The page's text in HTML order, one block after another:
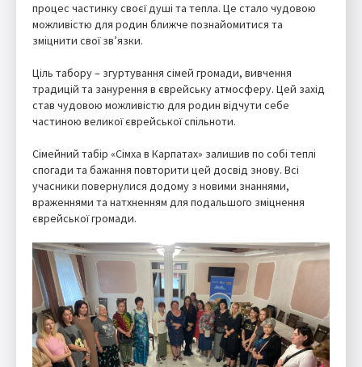
процес частинку своєї душі та тепла. Це стало чудовою
можливістю для родин ближче познайомитися та
зміцнити свої зв’язки.
Ціль табору – згуртування сімей громади, вивчення
традицій та занурення в єврейську атмосферу. Цей захід
став чудовою можливістю для родин відчути себе
частиною великої єврейської спільноти.
Сімейний табір «Сімха в Карпатах» залишив по собі теплі
спогади та бажання повторити цей досвід знову. Всі
учасники повернулися додому з новими знаннями,
враженнями та натхненням для подальшого зміцнення
єврейської громади.